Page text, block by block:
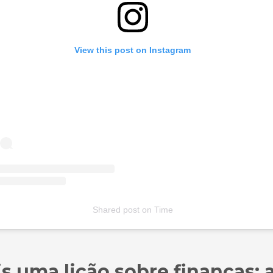
View this post on Instagram
Shared poston Time